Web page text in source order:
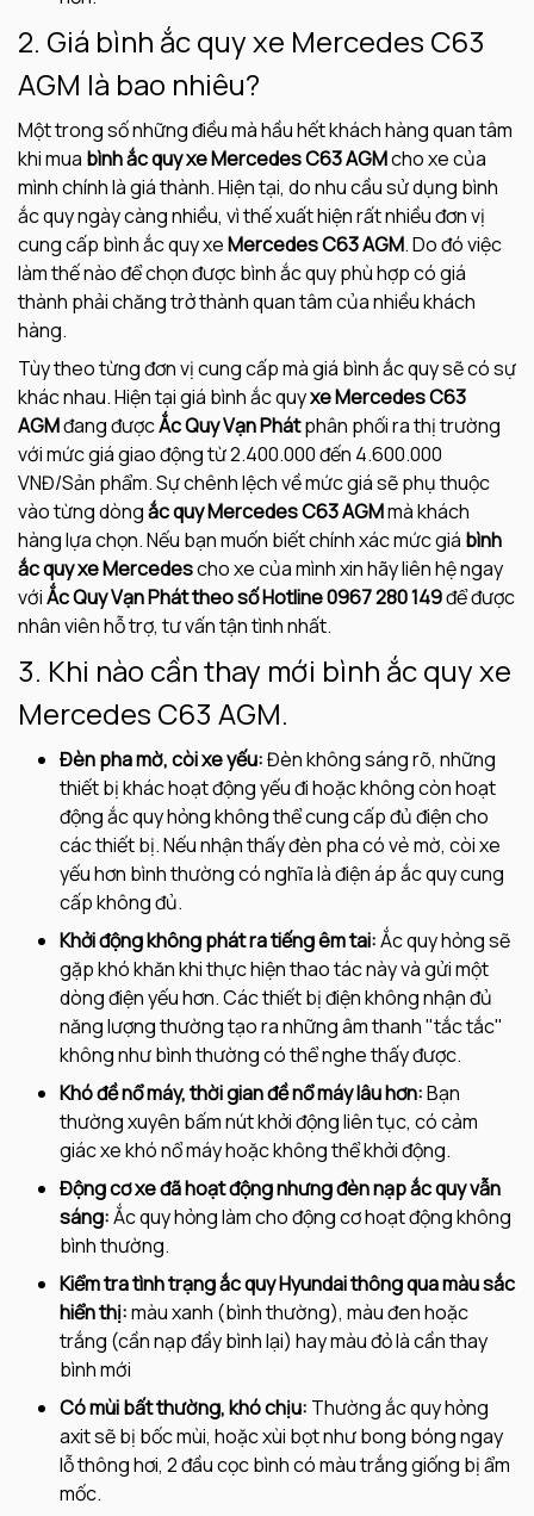
2. Giá bình ắc quy xe Mercedes C63
AGM là bao nhiêu?
Một trong số những điều mà hầu hết khách hàng quan tâm
khi mua bình ắc quy xe Mercedes C63 AGMcho xe của
mình chính là giá thành. Hiện tại, do nhu cầu sử dụng bình
ắc quy ngày càng nhiều, vì thế xuất hiện rất nhiều đơn vị
cung cấp bình ắc quy xeMercedes C63 AGM. Do đó việc
làm thế nào để chọn được bình ắc quy phù hợp có giá
thành phải chăng trở thành quan tâm của nhiều khách
hàng.
Tùy theo từng đơn vị cung cấp mà giá bình ắc quy sẽ có sự
khác nhau. Hiện tại giá bình ắc quyxe Mercedes C63
AGMđang đượcẮc Quy Vạn Phátphân phối ra thị trường
với mức giá giao động từ 2.400.000 đến 4.600.000
VNĐ/Sản phẩm. Sự chênh lệch về mức giá sẽ phụ thuộc
vào từng dòngắc quy Mercedes C63 AGMmà khách
hàng lựa chọn. Nếu bạn muốn biết chính xác mức giá bình
ắc quy xe Mercedescho xe của mình xin hãy liên hệ ngay
vớiẮc Quy Vạn Phát theo số Hotline 0967 280 149để được
nhân viên hỗ trợ, tư vấn tận tình nhất.
3. Khi nào cần thay mới bình ắc quy xe
Mercedes C63 AGM.
Đèn pha mờ, còi xe yếu:Đèn không sáng rõ, những
thiết bị khác hoạt động yếu đi hoặc không còn hoạt
động ắc quy hỏng không thể cung cấp đủ điện cho
các thiết bị. Nếu nhận thấy đèn pha có vẻ mờ, còi xe
yếu hơn bình thường có nghĩa là điện áp ắc quy cung
cấp không đủ.
Khởi động không phát ra tiếng êm tai:Ắc quy hỏng sẽ
gặp khó khăn khi thực hiện thao tác này và gửi một
dòng điện yếu hơn. Các thiết bị điện không nhận đủ
năng lượng thường tạo ra những âm thanh "tắc tắc"
không như bình thường có thể nghe thấy được.
Khó đề nổ máy, thời gian đề nổ máy lâu hơn:Bạn
thường xuyên bấm nút khởi động liên tục, có cảm
giác xe khó nổ máy hoặc không thể khởi động.
Động cơ xe đã hoạt động nhưng đèn nạp ắc quy vẫn
sáng:Ắc quy hỏng làm cho động cơ hoạt động không
bình thường.
Kiểm tra tình trạng ắc quy Hyundai thông qua màu sắc
hiển thị:màu xanh (bình thường), màu đen hoặc
trắng (cần nạp đầy bình lại) hay màu đỏ là cần thay
bình mới
Có mùi bất thường, khó chịu: Thường ắc quy hỏng
axit sẽ bị bốc mùi, hoặc xùi bọt như bong bóng ngay
lỗ thông hơi, 2 đầu cọc bình có màu trắng giống bị ẩm
mốc.